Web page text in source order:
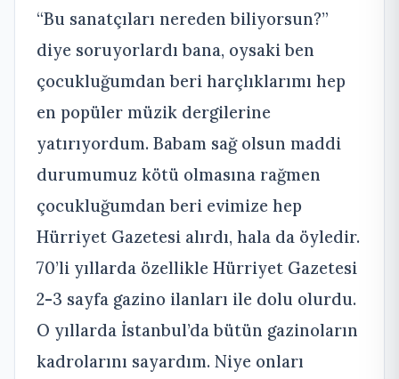
“Bu sanatçıları nereden biliyorsun?”
diye soruyorlardı bana, oysaki ben
çocukluğumdan beri harçlıklarımı hep
en popüler müzik dergilerine
yatırıyordum. Babam sağ olsun maddi
durumumuz kötü olmasına rağmen
çocukluğumdan beri evimize hep
Hürriyet Gazetesi alırdı, hala da öyledir.
70’li yıllarda özellikle Hürriyet Gazetesi
2-3 sayfa gazino ilanları ile dolu olurdu.
O yıllarda İstanbul’da bütün gazinoların
kadrolarını sayardım. Niye onları